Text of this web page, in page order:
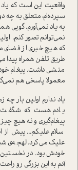
واقعیت این است که یاد
سپرده‌ام، متعلق به
به یاد نمی‌آورم. گویی
نمی‌توانم تصور کنم.
که هیچ خبری از فضای
طریق تلفن همراه پیدا
منشی داشت. پیغام خود
معمولا پاسخی هم
یاد ندارم اولین بار چه
یادم هست که
پیغام‌گیری و نه هیچ
سلام علیکم... پیش از
علیک می‌کرد. لهجه‌ی
خودش بود. در نخستین
آدم به این بزرگی رو